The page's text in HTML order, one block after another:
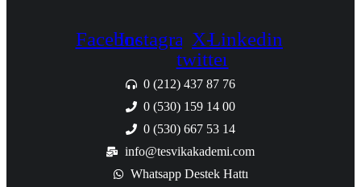
FacebookInstagramX-
twitter
Linkedin
0 (212) 437 87 76
0 (530) 159 14 00
0 (530) 667 53 14
info@tesvikakademi.com
Whatsapp Destek Hattı